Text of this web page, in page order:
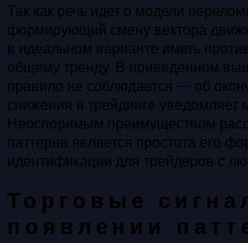
Так как речь идет о модели
формирующий смену вектора
в идеальном варианте иметь
общему тренду. В приведенном
правило не соблюдается — об
снижения в трейдинге уведомляет
Неоспоримым преимуществом
паттерна является простота его
идентификации для трейдеров с
Торговые
появлении